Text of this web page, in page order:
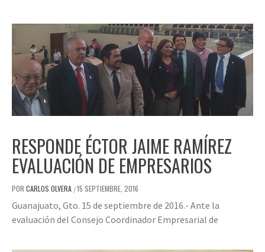
RESPONDE ÉCTOR JAIME RAMÍREZ
EVALUACIÓN DE EMPRESARIOS
POR CARLOS OLVERA /15 SEPTIEMBRE, 2016
Guanajuato, Gto. 15 de septiembre de 2016.- Ante la
evaluación del Consejo Coordinador Empresarial de